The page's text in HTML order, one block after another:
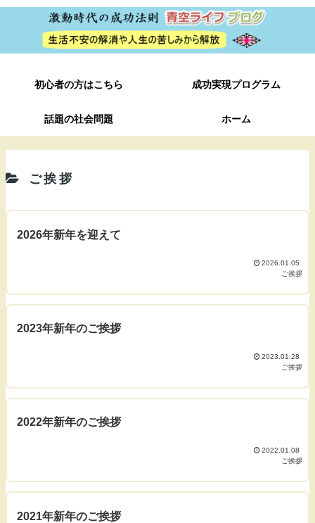
初心者の方はこちら 成功実現プログラム
話題の社会問題 ホーム
ご挨拶
2026年新年を迎えて
2026.01.05
ご挨拶
2023年新年のご挨拶
2023.01.28
ご挨拶
2022年新年のご挨拶
2022.01.08
ご挨拶
2021年新年のご挨拶